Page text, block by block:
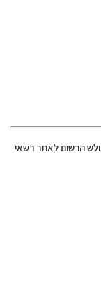
הרשום לאתר רשאי